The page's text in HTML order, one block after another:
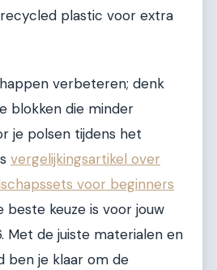
plastic voor extra
verbeteren; denk
blokken die minder
je polsen tijdens het
vergelijkingsartikel over
voor beginners
beste keuze is voor jouw
Met de juiste materialen en
ben je klaar om de